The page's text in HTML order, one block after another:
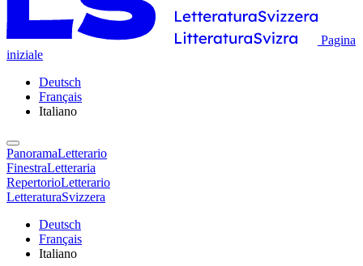
Pagina
iniziale
Deutsch
Français
Italiano
PanoramaLetterario
FinestraLetteraria
RepertorioLetterario
LetteraturaSvizzera
Deutsch
Français
Italiano